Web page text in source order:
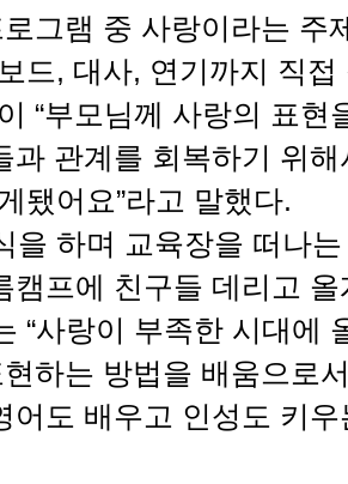
그램 중 사랑이라는 주
드, 대사, 연기까지 직
“부모님께 사랑의 표현
과 관계를 회복하기 위
됐어요”라고 말했다.
을 하며 교육장을 떠나
캠프에 친구들 데리고
“사랑이 부족한 시대에
하는 방법을 배움으로
어도 배우고 인성도 키